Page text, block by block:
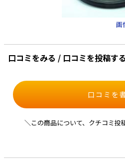
画
口コミをみる / 口コミを投稿する
口コミを
＼この商品について、クチコミ投